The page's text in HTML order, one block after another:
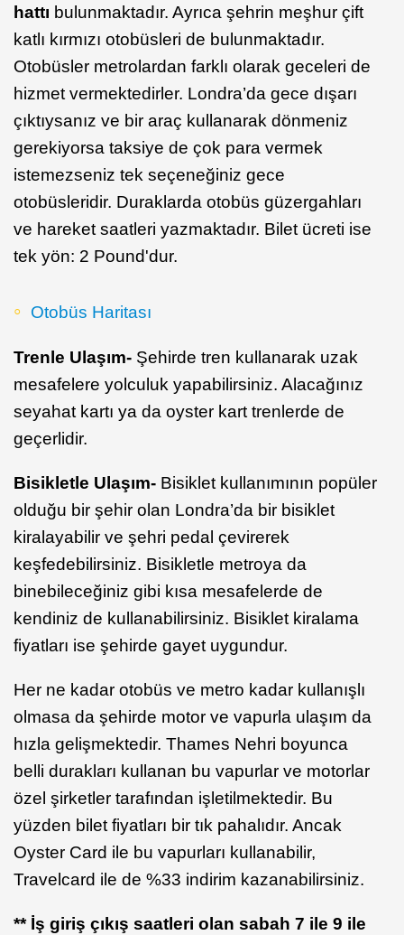
hattı bulunmaktadır. Ayrıca şehrin meşhur çift
katlı kırmızı otobüsleri de bulunmaktadır.
Otobüsler metrolardan farklı olarak geceleri de
hizmet vermektedirler. Londra’da gece dışarı
çıktıysanız ve bir araç kullanarak dönmeniz
gerekiyorsa taksiye de çok para vermek
istemezseniz tek seçeneğiniz gece
otobüsleridir. Duraklarda otobüs güzergahları
ve hareket saatleri yazmaktadır. Bilet ücreti ise
tek yön: 2 Pound'dur.
Otobüs Haritası
Trenle Ulaşım- Şehirde tren kullanarak uzak
mesafelere yolculuk yapabilirsiniz. Alacağınız
seyahat kartı ya da oyster kart trenlerde de
geçerlidir.
Bisikletle Ulaşım- Bisiklet kullanımının popüler
olduğu bir şehir olan Londra’da bir bisiklet
kiralayabilir ve şehri pedal çevirerek
keşfedebilirsiniz. Bisikletle metroya da
binebileceğiniz gibi kısa mesafelerde de
kendiniz de kullanabilirsiniz. Bisiklet kiralama
fiyatları ise şehirde gayet uygundur.
Her ne kadar otobüs ve metro kadar kullanışlı
olmasa da şehirde motor ve vapurla ulaşım da
hızla gelişmektedir. Thames Nehri boyunca
belli durakları kullanan bu vapurlar ve motorlar
özel şirketler tarafından işletilmektedir. Bu
yüzden bilet fiyatları bir tık pahalıdır. Ancak
Oyster Card ile bu vapurları kullanabilir,
Travelcard ile de %33 indirim kazanabilirsiniz.
** İş giriş çıkış saatleri olan sabah 7 ile 9 ile